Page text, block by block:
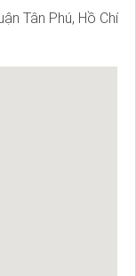
Tân Phú, Hồ Chí